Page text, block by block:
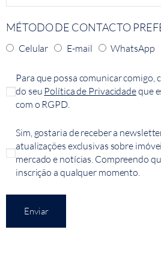
MÉTODO DE CONTACTO
Celular E-mail WhatsApp
Para que possa comunicar comigo,
do seu Política de Privacidadeque
com o RGPD.
Sim, gostaria de receber a
atualizações exclusivas sobre
mercado e notícias. Compreendo
inscrição a qualquer momento.
Enviar